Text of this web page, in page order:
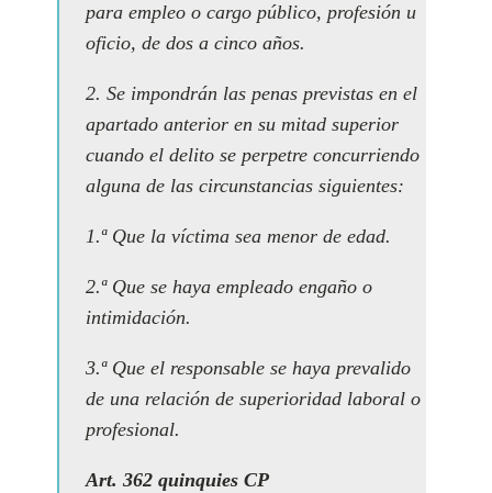
para empleo o cargo público, profesión u
oficio, de dos a cinco años.
2. Se impondrán las penas previstas en el
apartado anterior en su mitad superior
cuando el delito se perpetre concurriendo
alguna de las circunstancias siguientes:
1.ª Que la víctima sea menor de edad.
2.ª Que se haya empleado engaño o
intimidación.
3.ª Que el responsable se haya prevalido
de una relación de superioridad laboral o
profesional.
Art. 362 quinquies CP